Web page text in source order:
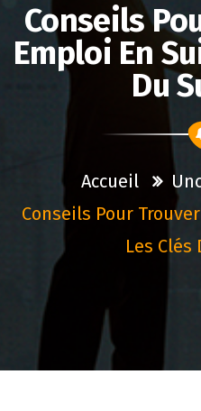
Conseils
Emploi En
Du
Accueil
Conseils Pour
Les Clés